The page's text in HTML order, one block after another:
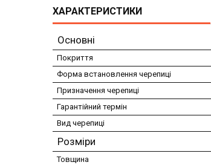
ХАРАКТЕРИСТИКИ
Основні
Покриття
Форма встановлення черепиці
Призначення черепиці
Гарантійний термін
Вид черепиці
Розміри
Товщина